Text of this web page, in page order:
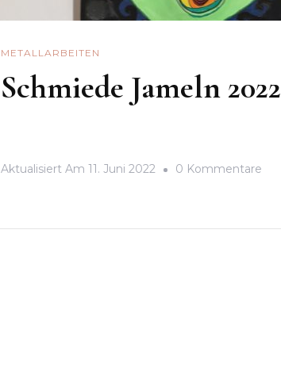
METALLARBEITEN
Schmiede Jameln 2022
Aktualisiert Am 11. Juni 2022 0 Kommentare